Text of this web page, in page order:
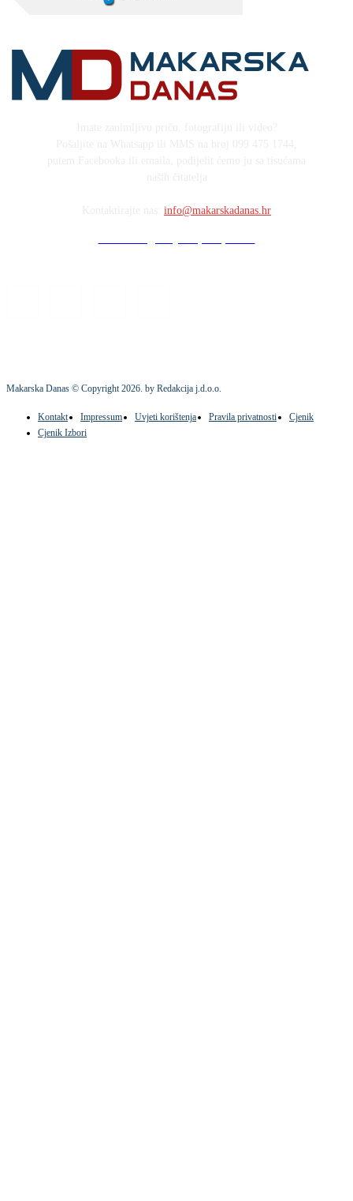
info@makarskadanas.hr
Makarska Danas © Copyright2026. by Redakcija j.d.o.o.
Kontakt Impressum Uvjeti korištenja Pravila privatnosti
Cjenik
Cjenik Izbori